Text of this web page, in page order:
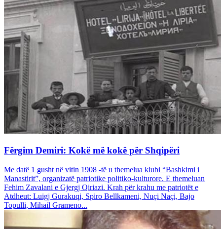
Fërgim Demiri: Kokë më kokë për Shqipëri
Me datë 1 gusht në vitin 1908 -të u themelua klubi “Bashkimi i
Manastirit”, organizatë patriotike politiko-kulturore. E themeluan
Fehim Zavalani e Gjergj Qiriazi. Krah për krahu me patriotët e
Atdheut: Luigj Gurakuqi, Spiro Bellkameni, Nuçi Naçi, Bajo
Topulli, Mihail Grameno...